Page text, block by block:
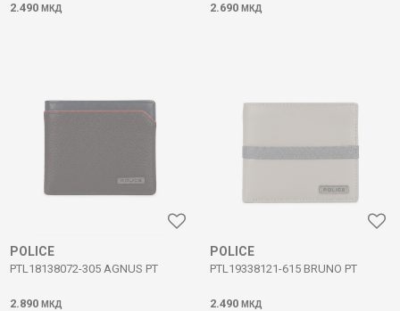
2.490 МКД 2.690 МКД
POLICE
PTL18138072-305 AGNUS PT
2.890 МКД
POLICE
PTL19338121-615 BRUNO PT
2.490 МКД